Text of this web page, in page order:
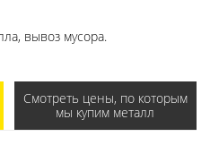
вывоз мусора.
Смотреть цены, по которым
мы купим металл